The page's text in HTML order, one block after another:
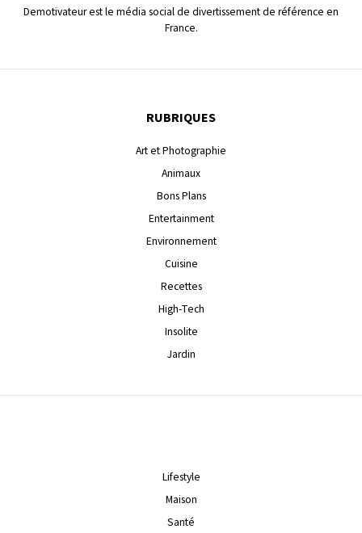
Demotivateur est le média social de divertissement de référence en
France.
RUBRIQUES
Art et Photographie
Animaux
Bons Plans
Entertainment
Environnement
Cuisine
Recettes
High-Tech
Insolite
Jardin
Lifestyle
Maison
Santé